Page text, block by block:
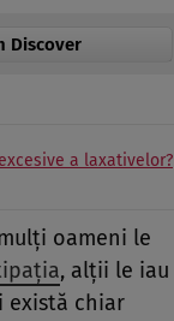
Discover
a laxativelor?
oameni le
, alţii le iau
există chiar